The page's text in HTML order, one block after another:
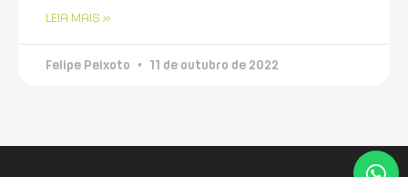
LEIA MAIS »
Felipe Peixoto 11 de outubro de 2022